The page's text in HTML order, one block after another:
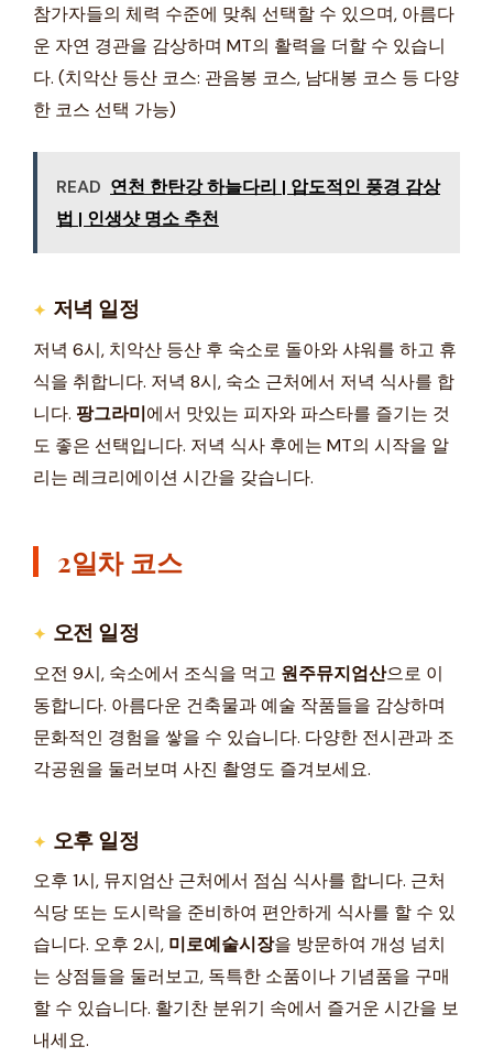
참가자들의 체력 수준에 맞춰 선택할 수 있으며, 아름다
운 자연 경관을 감상하며 MT의 활력을 더할 수 있습니
다. (치악산 등산 코스: 관음봉 코스, 남대봉 코스 등 다양
한 코스 선택 가능)
READ 연천 한탄강 하늘다리 | 압도적인 풍경 감상
법 | 인생샷 명소 추천
저녁 일정
저녁 6시, 치악산 등산 후 숙소로 돌아와 샤워를 하고 휴
식을 취합니다. 저녁 8시, 숙소 근처에서 저녁 식사를 합
니다. 팡그라미에서 맛있는 피자와 파스타를 즐기는 것
도 좋은 선택입니다. 저녁 식사 후에는 MT의 시작을 알
리는 레크리에이션 시간을 갖습니다.
2일차 코스
오전 일정
오전 9시, 숙소에서 조식을 먹고 원주뮤지엄산으로 이
동합니다. 아름다운 건축물과 예술 작품들을 감상하며
문화적인 경험을 쌓을 수 있습니다. 다양한 전시관과 조
각공원을 둘러보며 사진 촬영도 즐겨보세요.
오후 일정
오후 1시, 뮤지엄산 근처에서 점심 식사를 합니다. 근처
식당 또는 도시락을 준비하여 편안하게 식사를 할 수 있
습니다. 오후 2시, 미로예술시장을 방문하여 개성 넘치
는 상점들을 둘러보고, 독특한 소품이나 기념품을 구매
할 수 있습니다. 활기찬 분위기 속에서 즐거운 시간을 보
내세요.